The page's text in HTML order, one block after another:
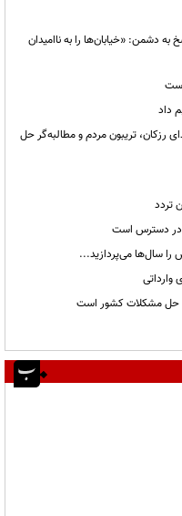
دشمن: «خیابان‌ها را به ناامیدان
داد
تریبون مردم و مطالبه‌گر حل
در دسترس است
حل مشکلات کشور است